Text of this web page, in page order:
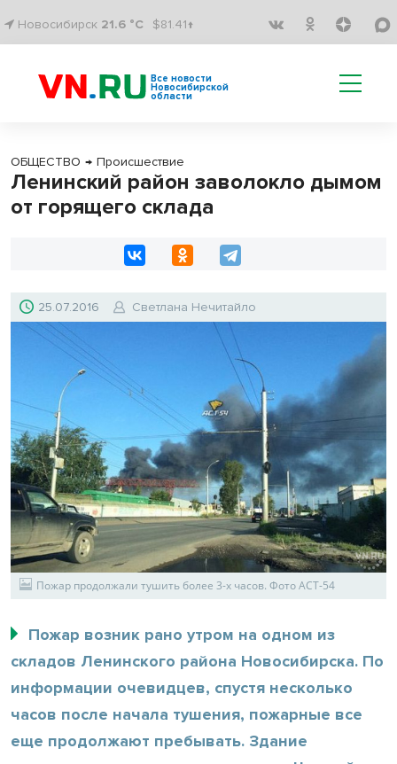
Новосибирск 21.6 °C $81.41↑
Все новости
Новосибирской
области
ОБЩЕСТВО → Происшествие
Ленинский район заволокло дымом
от горящего склада
25.07.2016 Светлана Нечитайло
Пожар продолжали тушить более 3-х часов. Фото АСТ-54
Пожар возник рано утром на одном из
складов Ленинского района Новосибирска. По
информации очевидцев, спустя несколько
часов после начала тушения, пожарные все
еще продолжают пребывать. Здание